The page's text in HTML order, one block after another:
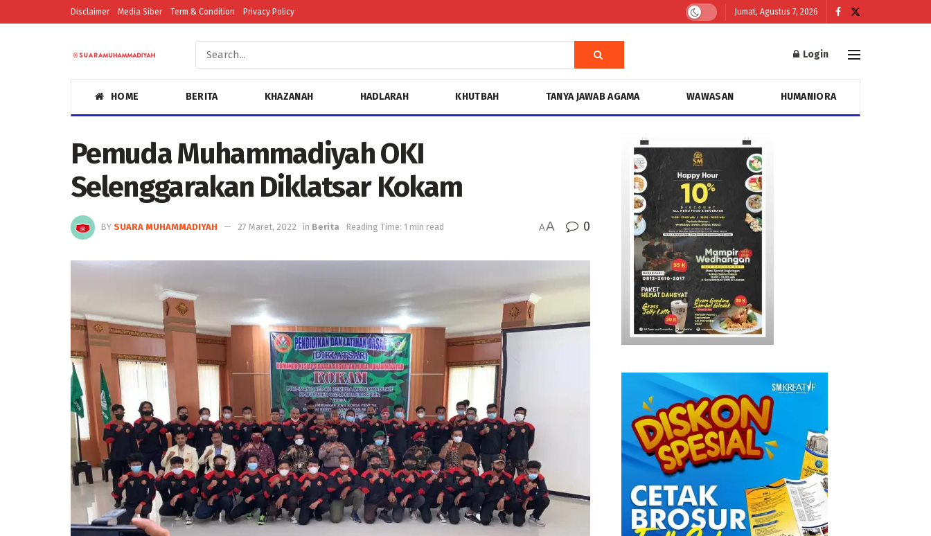
Disclaimer Media Siber Term & Condition Privacy Policy Jumat, Agustus 7, 2026
Login
HOME BERITA KHAZANAH HADLARAH KHUTBAH TANYA JAWAB AGAMA WAWASAN HUMANIORA
Pemuda Muhammadiyah OKI
Selenggarakan Diklatsar Kokam
BY SUARA MUHAMMADIYAH 27 Maret, 2022 in Berita Reading Time: 1 min read AA 0